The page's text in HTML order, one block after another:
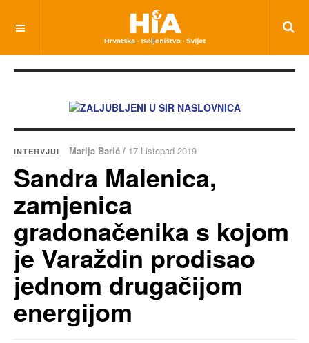
INTERVJUI Marija Barić / 17 Listopad 2019
Sandra Malenica,
zamjenica
gradonačenika s kojom
je Varaždin prodisao
jednom drugačijom
energijom